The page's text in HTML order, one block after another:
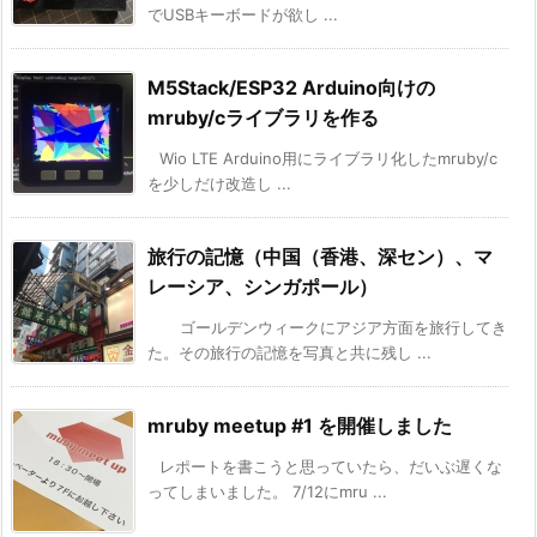
でUSBキーボードが欲し ...
M5Stack/ESP32 Arduino向けの
mruby/cライブラリを作る
Wio LTE Arduino用にライブラリ化したmruby/c
を少しだけ改造し ...
旅行の記憶（中国（香港、深セン）、マ
レーシア、シンガポール）
ゴールデンウィークにアジア方面を旅行してき
た。その旅行の記憶を写真と共に残し ...
mruby meetup #1 を開催しました
レポートを書こうと思っていたら、だいぶ遅くな
ってしまいました。 7/12にmru ...